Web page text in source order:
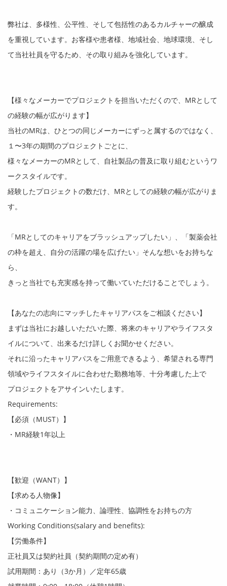
弊社は、多様性、公平性、そして包括性のあるカルチャーの醸成
を重視しています。お客様や患者様、地域社会、地球環境、そし
て当社社員を守るため、その取り組みを強化しています。
【様々なメーカーでプロジェクトを担当いただくので、 MRとして
の経験の幅が広がります】
当社のMRは、ひとつの同じメーカーにずっと属するのではなく、
１〜3年の期間のプロジェクトごとに、
様々なメーカーのMRとして、自社製品の普及に取り組むというワ
ークスタイルです。
経験したプロジェクトの数だけ、 MRとしての経験の幅が広がりま
す。
「MRとしてのキャリアをブラッシュアップしたい」、「製薬会社
の枠を超え、自分の活躍の場を広げたい」そんな想いをお持ちな
ら、
きっと当社でも充実感を持って働いていただけることでしょう。
【あなたの志向にマッチしたキャリアパスをご相談ください】
まずは当社にお越しいただいた際、将来のキャリアやライフスタ
イルについて、出来るだけ詳しくお聞かせください。
それに沿ったキャリアパスをご用意できるよう、希望される専門
領域やライフスタイルに合わせた勤務地等、十分考慮した上で
プロジェクトをアサインいたします。
Requirements:
【必須（MUST）】
・ MR経験1年以上
【歓迎（WANT）】
【求める人物像】
・コミュニケーション能力、論理性、協調性をお持ちの方
Working Conditions(salary and benefits):
【労働条件】
正社員又は契約社員（契約期間の定め有）
試用期間：あり（3か月）／定年65歳